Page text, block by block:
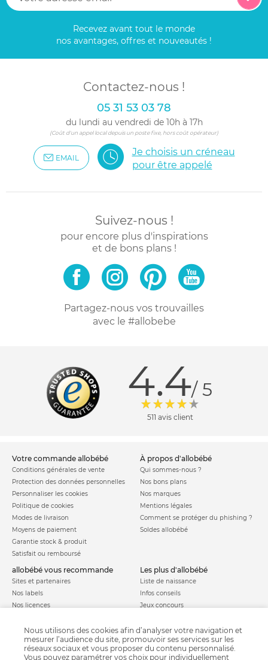
Recevez avant tout le monde
nos avantages, offres et nouveautés !
Contactez-nous !
05 31 53 03 78
du lundi au vendredi de 10h à 17h
(Coût d'un appel local depuis un poste fixe, hors coût opérateur)
EMAIL
Je choisis un créneau
pour être appelé
Suivez-nous !
pour encore plus d'inspirations
et de bons plans !
Partagez-nous vos trouvailles
avec le #allobebe
4.4/ 5
511 avis client
votre commande allobébé
Conditions générales de vente
Protection des données personnelles
Personnaliser les cookies
Politique de cookies
Modes de livraison
Moyens de paiement
Garantie stock & produit
Satisfait ou remboursé
à propos d'allobébé
Qui sommes-nous ?
Nos bons plans
Nos marques
Mentions légales
Comment se protéger du phishing ?
Soldes allobébé
allobébé vous recommande
Sites et partenaires
Nos labels
Nos licences
les plus d'allobébé
Liste de naissance
Infos conseils
Jeux concours
Parrainage
Paiement sécurisé
Nous utilisons des cookies afin d’analyser votre navigation et
mesurer l’audience du site, promouvoir ses services sur les
réseaux sociaux et vous proposer du contenu personnalisé.
Vous pouvez paramétrer vos choix pour individuellement